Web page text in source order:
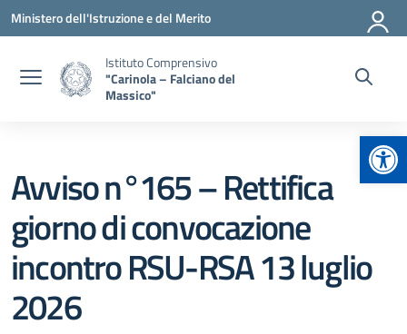
Vai ai contenuti
Vai al menu di navigazione
Vai al footer
Ministero dell'Istruzione e del Merito
Istituto Comprensivo
"Carinola – Falciano del
Massico"
Avviso n°165 – Rettifica
giorno di convocazione
incontro RSU-RSA 13 luglio
2026